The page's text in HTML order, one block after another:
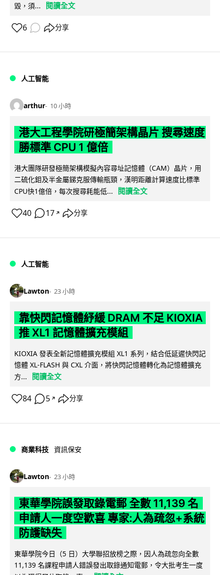
毀，須...
閱讀全文
6 分享
人工智能
arthur 10 小時
港大工程學院研極簡架構晶片 搜尋速度
勝標準 CPU 1 億倍
港大團隊研發極簡架構模擬內容尋址記憶體（CAM）晶片，用
二硫化鉬及半金屬銻克服傳輸瓶頸，漢明距離計算速度比標準
CPU快1億倍，每次搜尋耗能低...
閱讀全文
40 17 ↗ 分享
人工智能
Lawton 23 小時
靠快閃記憶體紓緩 DRAM 不足 KIOXIA
推 XL1 記憶體擴充模組
KIOXIA 發表全新記憶體擴充模組 XL1 系列，結合低延遲快閃記
憶體 XL-FLASH 與 CXL 介面，將快閃記憶體轉化為記憶體擴充
方...
閱讀全文
84 5 ↗ 分享
商業科技 資訊保安
Lawton 23 小時
東華學院誤發取錄電郵 全數 11,139 名
申請人一度空歡喜 專家:人為疏忽+系統
防護缺失
東華學院今日（5 日）大學聯招放榜之際，因人為疏忽向全數
11,139 名課程申請人錯誤發出取錄通知電郵，令大批考生一度